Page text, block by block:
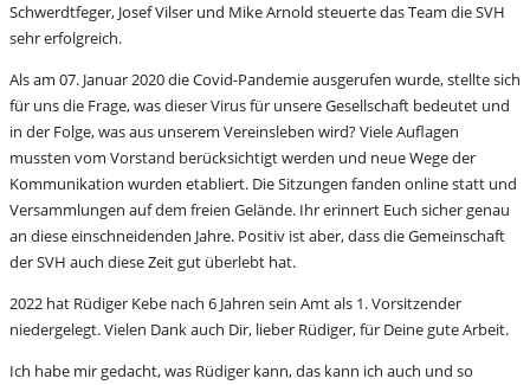
Schwerdtfeger, Josef Vilser und Mike Arnold steuerte das Team die SVH
sehr erfolgreich.
Als am 07. Januar 2020 die Covid-Pandemie ausgerufen wurde, stellte sich
für uns die Frage, was dieser Virus für unsere Gesellschaft bedeutet und
in der Folge, was aus unserem Vereinsleben wird? Viele Auflagen
mussten vom Vorstand berücksichtigt werden und neue Wege der
Kommunikation wurden etabliert. Die Sitzungen fanden online statt und
Versammlungen auf dem freien Gelände. Ihr erinnert Euch sicher genau
an diese einschneidenden Jahre. Positiv ist aber, dass die Gemeinschaft
der SVH auch diese Zeit gut überlebt hat.
2022 hat Rüdiger Kebe nach 6 Jahren sein Amt als 1. Vorsitzender
niedergelegt. Vielen Dank auch Dir, lieber Rüdiger, für Deine gute Arbeit.
Ich habe mir gedacht, was Rüdiger kann, das kann ich auch und so